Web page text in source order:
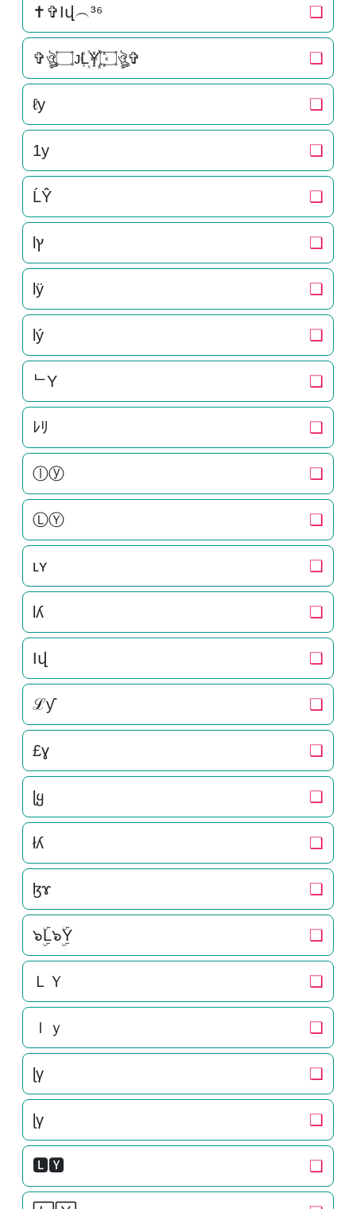
✝✞Ӏվ︵³⁶ ❏
✞ঔৣ۝ᴊL꙰Y꙰꙰۝ঔৣ✞ ❏
ℓу ❏
1y ❏
ĹŶ ❏
lץ ❏
lÿ ❏
lý ❏
ᄂY ❏
ﾚﾘ ❏
ⓛⓨ ❏
ⓁⓎ ❏
ʟʏ ❏
lʎ ❏
Ӏվ ❏
ℒƴ ❏
£ɣ ❏
ɭყ ❏
łʎ ❏
ɮɤ ❏
๖ۣۜL๖ۣۜY ❏
ＬＹ ❏
ｌｙ ❏
ɭγ ❏
ɭγ ❏
🅻🆈 ❏